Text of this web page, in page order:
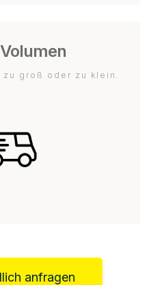
groß oder zu klein.
anfragen